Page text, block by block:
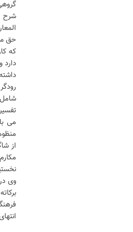
شرح
حق
که
می
از
وی